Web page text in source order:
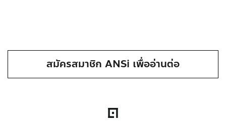
สมัครสมาชิก ANSi เพื่ออ่านต่อ